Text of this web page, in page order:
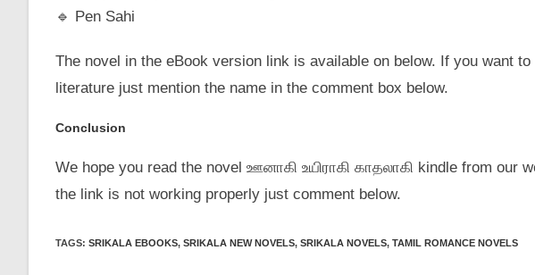
🔹️ Pen Sahi
The novel in the eBook version link is available on below. If you want
literature just mention the name in the comment box below.
Conclusion
We hope you read the novel ஊனாகி உயிராகி காதலாகி kindle from our
the link is not working properly just comment below.
TAGS: SRIKALA EBOOKS, SRIKALA NEW NOVELS, SRIKALA NOVELS, TAMIL ROMANCE NOVELS